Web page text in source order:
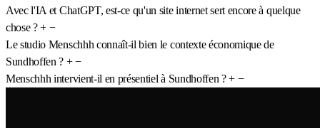
Avec l'IA et ChatGPT, est-ce qu'un site internet sert encore à quelque
chose ? + −
Le studio Menschhh connaît-il bien le contexte économique de
Sundhoffen ? + −
Menschhh intervient-il en présentiel à Sundhoffen ? + −